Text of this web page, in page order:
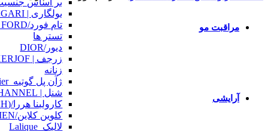
بولگاری | BVLGARI
تام فورد/TOM FORD
تستر ها
دیور/DIOR
زرجف | XERJOF
زنانه
ژآن پل گوتیه_Jean Paul Gaultier
شنل | CHANNEL
کارولینا هررا/(CH)CAROLINA HERRERA
کلوین کلاین/CALVIN KELIEN
لالیک_Lalique
مراقبت مو
آرایشی